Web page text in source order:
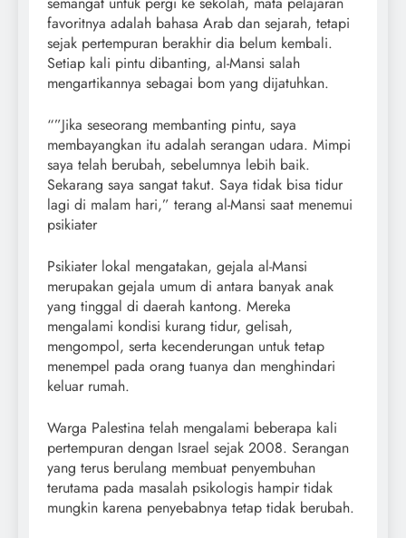
favoritnya adalah bahasa Arab dan sejarah, tetapi
sejak pertempuran berakhir dia belum kembali.
Setiap kali pintu dibanting, al-Mansi salah
mengartikannya sebagai bom yang dijatuhkan.
“”Jika seseorang membanting pintu, saya
membayangkan itu adalah serangan udara. Mimpi
saya telah berubah, sebelumnya lebih baik.
Sekarang saya sangat takut. Saya tidak bisa tidur
lagi di malam hari,” terang al-Mansi saat menemui
psikiater
Psikiater lokal mengatakan, gejala al-Mansi
merupakan gejala umum di antara banyak anak
yang tinggal di daerah kantong. Mereka
mengalami kondisi kurang tidur, gelisah,
mengompol, serta kecenderungan untuk tetap
menempel pada orang tuanya dan menghindari
keluar rumah.
Warga Palestina telah mengalami beberapa kali
pertempuran dengan Israel sejak 2008. Serangan
yang terus berulang membuat penyembuhan
terutama pada masalah psikologis hampir tidak
mungkin karena penyebabnya tetap tidak berubah.